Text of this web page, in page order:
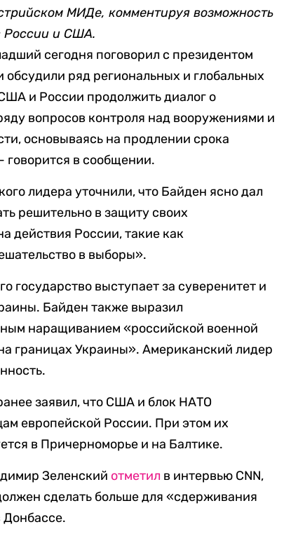
МИДе, комментируя возможность
России и США.
сегодня поговорил с президентом
ряд региональных и глобальных
и России продолжить диалог о
вопросов контроля над вооружениями и
основываясь на продлении срока
говорится в сообщении.
лидера уточнили, что Байден ясно дал
решительно в защиту своих
действия России, такие как
в выборы».
государство выступает за суверенитет и
Байден также выразил
наращиванием «российской военной
границах Украины». Американский лидер
заявил, что США и блок НАТО
европейской России. При этом их
в Причерноморье и на Балтике.
Зеленский отметил в интервью CNN,
сделать больше для «сдерживания
Донбассе.